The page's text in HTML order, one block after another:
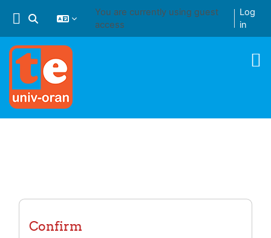
Toggle search input
You are currently using guest
access
Log
in
Confirm